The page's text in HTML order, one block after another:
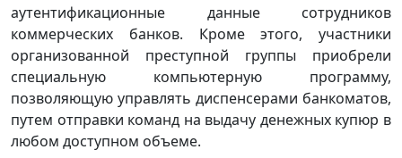
аутентификационные данные сотрудников
коммерческих банков. Кроме этого, участники
организованной преступной группы приобрели
специальную компьютерную программу,
позволяющую управлять диспенсерами банкоматов,
путем отправки команд на выдачу денежных купюр в
любом доступном объеме.